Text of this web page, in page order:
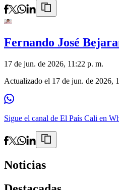
Fernando José
17 de jun. de 2026, 11:22 p. m.
Actualizado el 17 de jun. de 2026,
Sigue el canal de El País Cali en
Noticias